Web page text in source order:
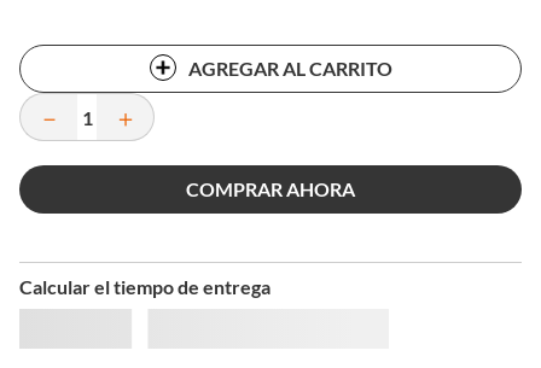
AGREGAR AL CARRITO
＋
－
COMPRAR AHORA
Calcular el tiempo de entrega